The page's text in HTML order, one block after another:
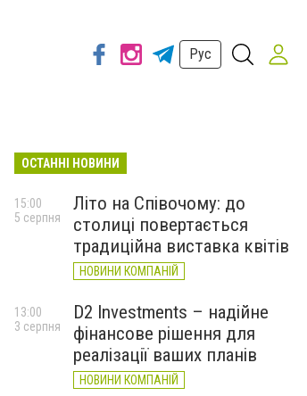
Рус
ОСТАННІ НОВИНИ
Літо на Співочому: до
столиці повертається
традиційна виставка квітів
НОВИНИ КОМПАНІЙ
15:00
5 серпня
D2 Investments – надійне
фінансове рішення для
реалізації ваших планів
НОВИНИ КОМПАНІЙ
13:00
3 серпня